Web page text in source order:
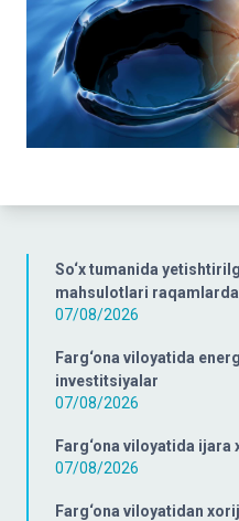
So‘x tumanida
mahsulotlari raqamlarda
07/08/2026
Farg‘ona viloyatida
investitsiyalar
07/08/2026
Farg‘ona viloyatida
07/08/2026
Farg‘ona viloyatidan